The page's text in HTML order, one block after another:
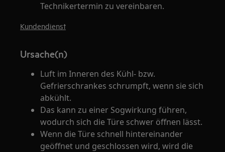
Technikertermin zu vereinbaren.
Kundendienst
Ursache(n)
Luft im Inneren des Kühl- bzw.
Gefrierschrankes schrumpft, wenn sie sich
abkühlt.
Das kann zu einer Sogwirkung führen,
wodurch sich die Türe schwer öffnen lässt.
Wenn die Türe schnell hintereinander
geöffnet und geschlossen wird, wird die